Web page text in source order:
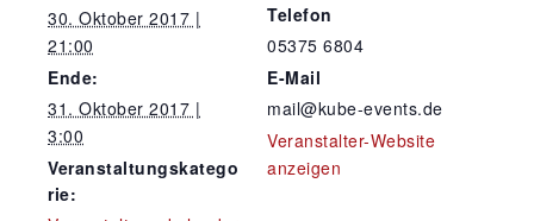
30. Oktober 2017 |
21:00
Ende:
31. Oktober 2017 |
3:00
Veranstaltungskatego
rie:
Telefon
05375 6804
E-Mail
mail@kube-events.de
Veranstalter-Website
anzeigen